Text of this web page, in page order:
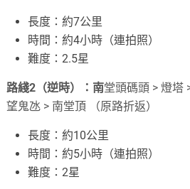
長度：約7公里
時間：約4小時（連拍照）
難度：2.5星
路綫2（逆時）：南堂頭碼頭 > 燈塔
望鬼氹 > 南堂頂 （原路折返）
長度：約10公里
時間：約5小時（連拍照）
難度：2星